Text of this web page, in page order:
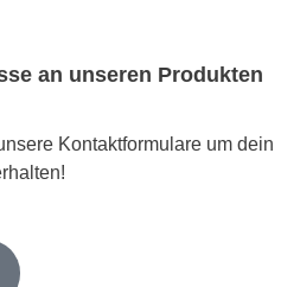
an unseren Produkten
Kontaktformulare um dein